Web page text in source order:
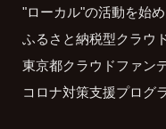
"ローカル"の活動を始
ふるさと納税型クラウ
東京都クラウドファン
コロナ対策支援プログ